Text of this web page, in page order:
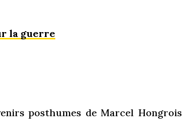
la guerre
posthumes de Marcel Hongrois